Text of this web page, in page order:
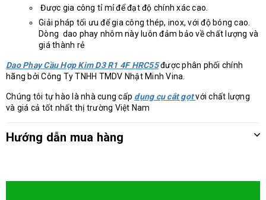
Được gia công tỉ mỉ để đạt độ chính xác cao.
Giải pháp tối ưu để gia công thép, inox, với độ bóng cao.
Dòng dao phay nhôm này luôn đảm bảo về chất lượng và
giá thành rẻ
Dao Phay Cầu Hợp Kim D3 R1 4F HRC55 được phân phối chính
hãng bởi Công Ty TNHH TMDV Nhật Minh Vina.
Chúng tôi tự hào là nhà cung cấp dụng cụ cắt gọtvới chất lượng
và giá cả tốt nhất thị trường Việt Nam
Hướng dẫn mua hàng